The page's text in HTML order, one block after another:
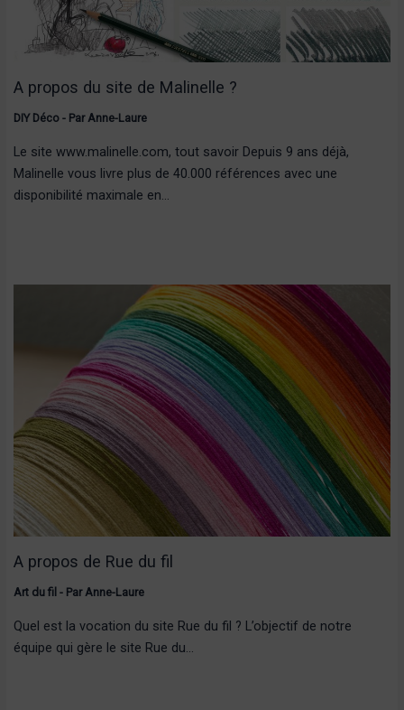
A propos du site de Malinelle ?
DIY Déco- ParAnne-Laure
Le site www.malinelle.com, tout savoir Depuis 9 ans déjà,
Malinelle vous livre plus de 40.000 références avec une
disponibilité maximale en…
A propos de Rue du fil
Art du fil - ParAnne-Laure
Quel est la vocation du site Rue du fil ? L’objectif de notre
équipe qui gère le site Rue du…